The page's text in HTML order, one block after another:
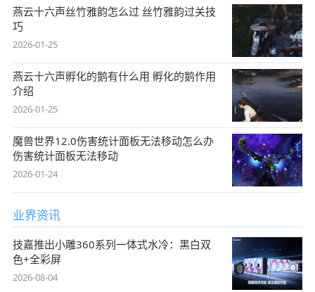
燕云十六声丝竹雅韵怎么过 丝竹雅韵过关技
巧
2026-01-25
燕云十六声孵化的鹅有什么用 孵化的鹅作用
介绍
2026-01-25
魔兽世界12.0伤害统计面板无法移动怎么办
伤害统计面板无法移动
2026-01-24
业界资讯
技嘉推出小雕360系列一体式水冷：黑白双
色+全彩屏
2026-08-04